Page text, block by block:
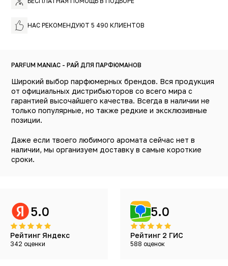
НАС РЕКОМЕНДУЮТ 5 490 КЛИЕНТОВ
PARFUM MANIAC - РАЙ ДЛЯ ПАРФЮМАНОВ
Широкий выбор парфюмерных брендов. Вся продукция
от официальных дистрибьюторов со всего мира с
гарантией высочайшего качества. Всегда в наличии не
только популярные, но также редкие и эксклюзивные
позиции.
Даже если твоего любимого аромата сейчас нет в
наличии, мы организуем доставку в самые короткие
сроки.
5.0
Рейтинг Яндекс
342 оценки
5.0
Рейтинг 2 ГИС
588 оценок
гениальном сочетании позволяет ощутить волнение и
Философия аромата - это открытие во всех чертах
личности и собственное принятие личного выбора.
87 презентовал духи без пометки для «его» или «ее»,
выбирал свой самый благоприятный запах без каких-
либо ограничений. Каждый парфюм от бренда уникален,
о чем говорит дизайн упаковки. Украшения передают
вдохновение, эмоции или ароматическое звучание
эликсира внутри флакона. Сам внешний вид бутылки
дает представление о внутреннем содержании,
рассеивая загадку и тайну.